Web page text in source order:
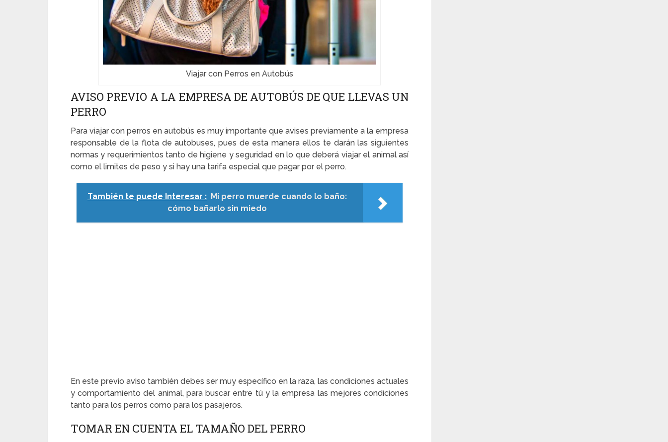
Viajar con Perros en Autobús
AVISO PREVIO A LA EMPRESA DE AUTOBÚS DE QUE LLEVAS UN
PERRO
Para viajar con perros en autobús es muy importante que avises previamente a la empresa
responsable de la flota de autobuses, pues de esta manera ellos te darán las siguientes
normas y requerimientos tanto de higiene y seguridad en lo que deberá viajar el animal así
como el limites de peso y si hay una tarifa especial que pagar por el perro.
También te puede Interesar : Mi perro muerde cuando lo baño:
cómo bañarlo sin miedo
En este previo aviso también debes ser muy específico en la raza, las condiciones actuales
y comportamiento del animal, para buscar entre tú y la empresa las mejores condiciones
tanto para los perros como para los pasajeros.
TOMAR EN CUENTA EL TAMAÑO DEL PERRO